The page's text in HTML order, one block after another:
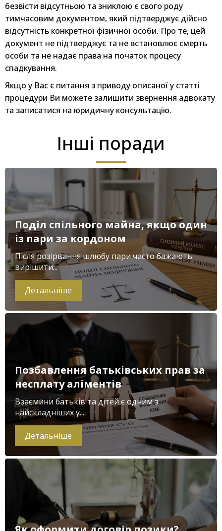
безвісти відсутньою та зниклою є свого роду
тимчасовим документом, який підтверджує дійсно
відсутність конкретної фізичної особи. Про те, цей
документ не підтверджує та не встановлює смерть
особи та не надає права на початок процесу
спадкування.
Якщо у Вас є питання з приводу описаної у статті
процедури Ви можете залишити звернення адвокату
та записатися на юридичну консультацію.
Інші поради
Поділ спільного майна, якщо один
із пари за кордоном
Після розірвання шлюбу пари часто бажають
вирішити...
Детальніше
Позбавлення батьківських прав за
несплату аліментів
Взаємини батьків та дітей є одним з
найскладніших у...
Детальніше